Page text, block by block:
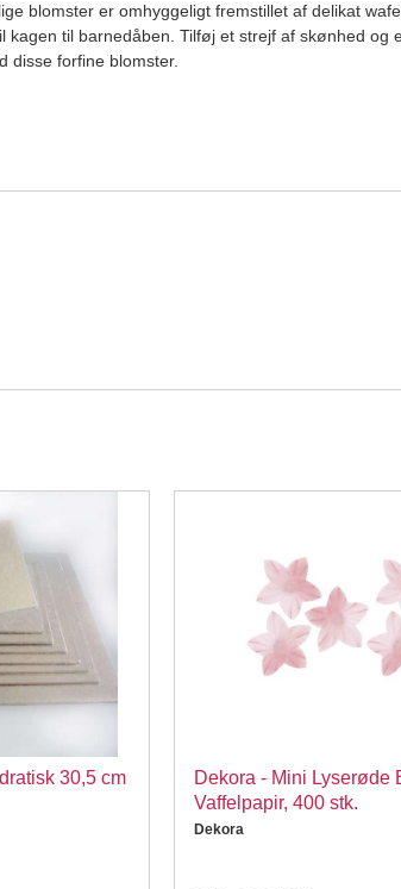
blomster er omhyggeligt fremstillet af delikat
kagen til barnedåben. Tilføj et strejf af skønhed og
disse forfine blomster.
30,5 cm
Dekora - Mini Lyserøde
Vaffelpapir, 400 stk.
Dekora